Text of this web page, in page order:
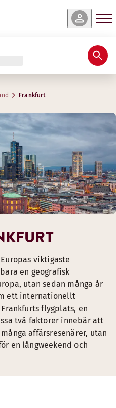
Frankfurt
viktigaste
en geografisk
utan sedan många år
ett internationellt
flygplats, en
två faktorer innebär att
affärsresenärer, utan
en långweekend och